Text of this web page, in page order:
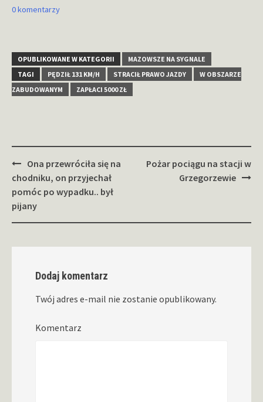
0 komentarzy
OPUBLIKOWANE W KATEGORII
MAZOWSZE NA SYGNALE
TAGI
PĘDZIŁ 131 KM/H STRACIŁ PRAWO JAZDY
W OBSZARZE
ZABUDOWANYM
ZAPŁACI 5000 ZŁ
Zobacz
wpisy
Ona przewróciła się na
chodniku, on przyjechał
pomóc po wypadku.. był
pijany
Pożar pociągu na stacji w
Grzegorzewie
Dodaj komentarz
Twój adres e-mail nie zostanie opublikowany.
Komentarz